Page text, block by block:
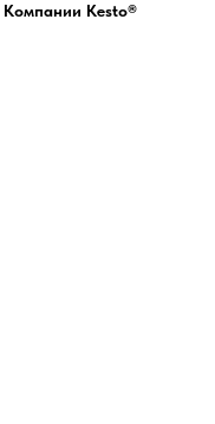
Компании Kesto®